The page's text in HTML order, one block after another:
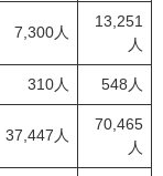
7,300人
13,251
人
310人 548人
37,447人
70,465
人